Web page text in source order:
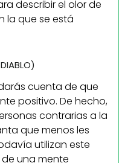
describir el olor de
la que se está
cuenta de que
positivo. De hecho,
contrarias a la
que menos les
utilizan este
una mente